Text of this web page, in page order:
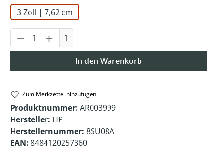
3 Zoll | 7,62 cm
Produkt Anzahl: Gib den gewünschten
1
In den Warenkorb
Zum Merkzettel hinzufügen
Produktnummer: AR003999
Hersteller: HP
Herstellernummer: 8SU08A
EAN: 8484120257360